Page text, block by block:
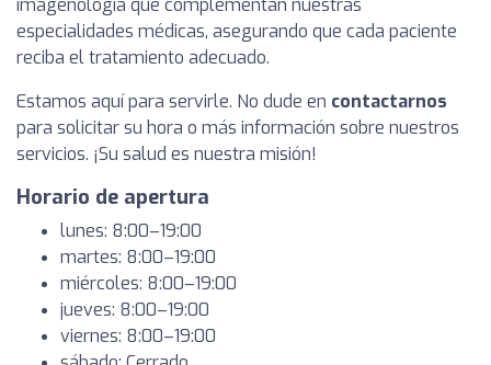
imagenología que complementan nuestras
especialidades médicas, asegurando que cada paciente
reciba el tratamiento adecuado.
Estamos aquí para servirle. No dude en contactarnos
para solicitar su hora o más información sobre nuestros
servicios. ¡Su salud es nuestra misión!
Horario de apertura
lunes: 8:00–19:00
martes: 8:00–19:00
miércoles: 8:00–19:00
jueves: 8:00–19:00
viernes: 8:00–19:00